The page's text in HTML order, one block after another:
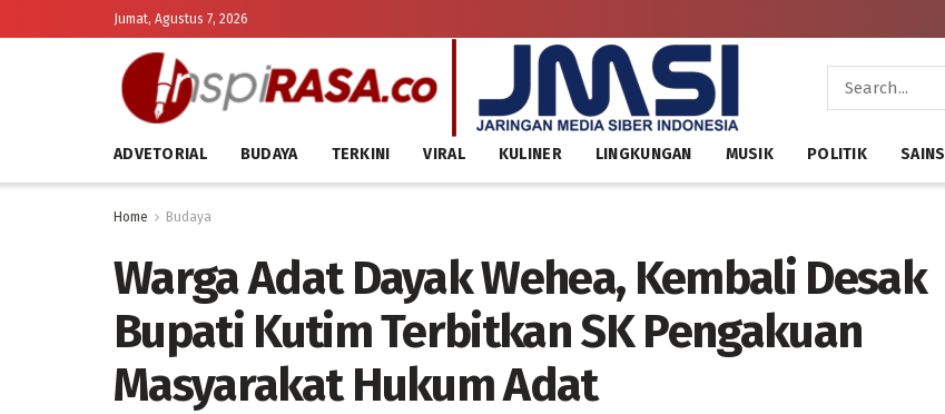
Jumat, Agustus 7, 2026
ADVETORIAL BUDAYA TERKINI VIRAL KULINER LINGKUNGAN MUSIK POLITIK SAINS
Home Budaya
Warga Adat Dayak Wehea, Kembali Desak
Bupati Kutim Terbitkan SK Pengakuan
Masyarakat Hukum Adat